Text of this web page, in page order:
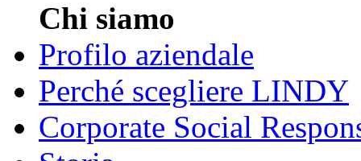
Chi siamo
Profilo aziendale
Perché scegliere LINDY
Corporate Social